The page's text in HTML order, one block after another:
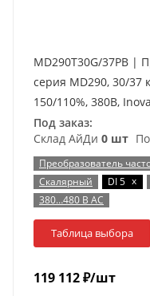
MD290T30G/37PB | Преобразователь частоты,
серия MD290, 30/37
150/110%, 380В,
Под заказ:
Склад АйДи 0 шт
Преобразователь
Скалярный
DI 5 x
380…480 В AC
Таблица выбора
119 112₽/шт